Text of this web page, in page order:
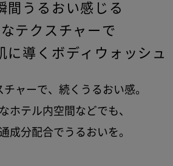
間うるおい感じる
テクスチャーで
に導くボディウォッシュ
チャーで、続くうるおい感。
ホテル内空間などでも、
成分配合でうるおいを。